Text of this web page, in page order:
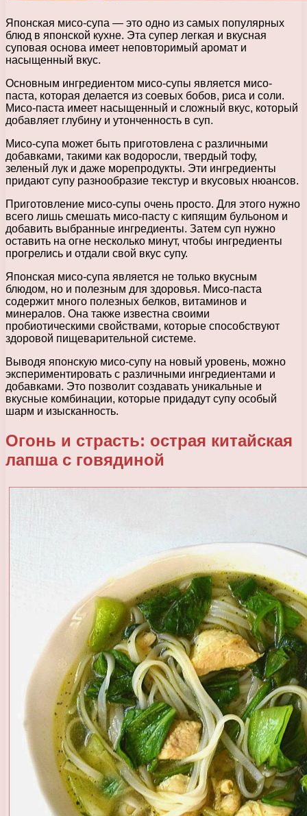
Японская мисо-супа — это одно из самых популярных
блюд в японской кухне. Эта супер легкая и вкусная
суповая основа имеет неповторимый аромат и
насыщенный вкус.
Основным ингредиентом мисо-супы является мисо-
паста, которая делается из соевых бобов, риса и соли.
Мисо-паста имеет насыщенный и сложный вкус, который
добавляет глубину и утонченность в суп.
Мисо-супа может быть приготовлена с различными
добавками, такими как водоросли, твердый тофу,
зеленый лук и даже морепродукты. Эти ингредиенты
придают супу разнообразие текстур и вкусовых нюансов.
Приготовление мисо-супы очень просто. Для этого нужно
всего лишь смешать мисо-пасту с кипящим бульоном и
добавить выбранные ингредиенты. Затем суп нужно
оставить на огне несколько минут, чтобы ингредиенты
прогрелись и отдали свой вкус супу.
Японская мисо-супа является не только вкусным
блюдом, но и полезным для здоровья. Мисо-паста
содержит много полезных белков, витаминов и
минералов. Она также известна своими
пробиотическими свойствами, которые способствуют
здоровой пищеварительной системе.
Выводя японскую мисо-супу на новый уровень, можно
экспериментировать с различными ингредиентами и
добавками. Это позволит создавать уникальные и
вкусные комбинации, которые придадут супу особый
шарм и изысканность.
Огонь и страсть: острая китайская
лапша с говядиной